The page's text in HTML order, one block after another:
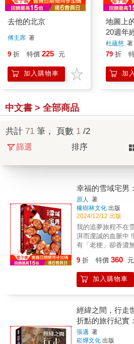
去他的北京
傅主席 著
9 折 特價 225 元
加入購物車
地圖上
20週年
杜蘊慈 著
79 折
加
中文書 > 全部商品
共計 71 筆， 頁數 1 /2
篩選 排序
幸福的雪域宅男
原人 著
橡樹林文化 出版
2024/12/12 出版
我的追夢旅程不在
湃而虔誠的血脈中
有「老梗」卻香濃
部的六年級後段班
刻的連結？‧是什麼
和西藏德格超過
下，擔敢遠赴西藏
化電器用品、離不
與世隔絕、沒有瓦
飯的純樸之地，他
9 折 特價 360 元
加入購物車
經緯之間，行走
折點的旅行紀實
從古絲路到現代
張邁 著
崧燁文化 出版